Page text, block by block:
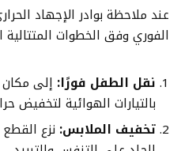
عند ملاحظة بوادر الإجهاد
الفوري وفق الخطوات المتتالية
نقل الطفل فورًا: إلى
بالتيارات الهوائية لتخفيض
تخفيف الملابس: نزع